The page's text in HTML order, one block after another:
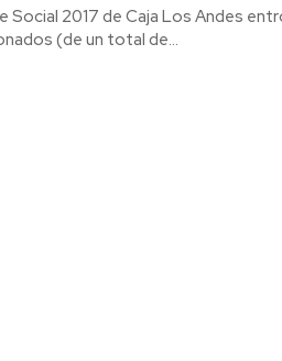
Social 2017 de Caja Los Andes
(de un total de...